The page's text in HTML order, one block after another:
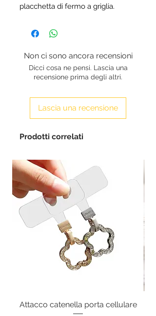
placchetta di fermo a griglia.
Non ci sono ancora recensioni
Dicci cosa ne pensi. Lascia una
recensione prima degli altri.
Lascia una recensione
Prodotti correlati
Attacco catenella porta cellulare